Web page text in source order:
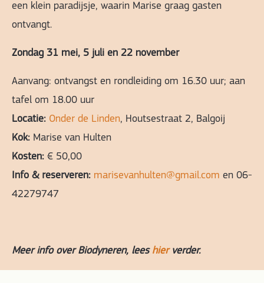
een klein paradijsje, waarin Marise graag gasten
ontvangt.
Zondag 31 mei, 5 juli en 22 november
Aanvang: ontvangst en rondleiding om 16.30 uur; aan
tafel om 18.00 uur
Locatie: Onder de Linden, Houtsestraat 2, Balgoij
Kok: Marise van Hulten
Kosten: € 50,00
Info & reserveren: marisevanhulten@gmail.com en 06-
42279747
Meer info over Biodyneren, lees hierverder.